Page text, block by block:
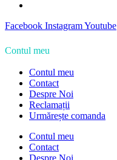
Facebook InstagramYoutube
Contul meu
Contul meu
Contact
Despre Noi
Reclamații
Urmărește comanda
Contul meu
Contact